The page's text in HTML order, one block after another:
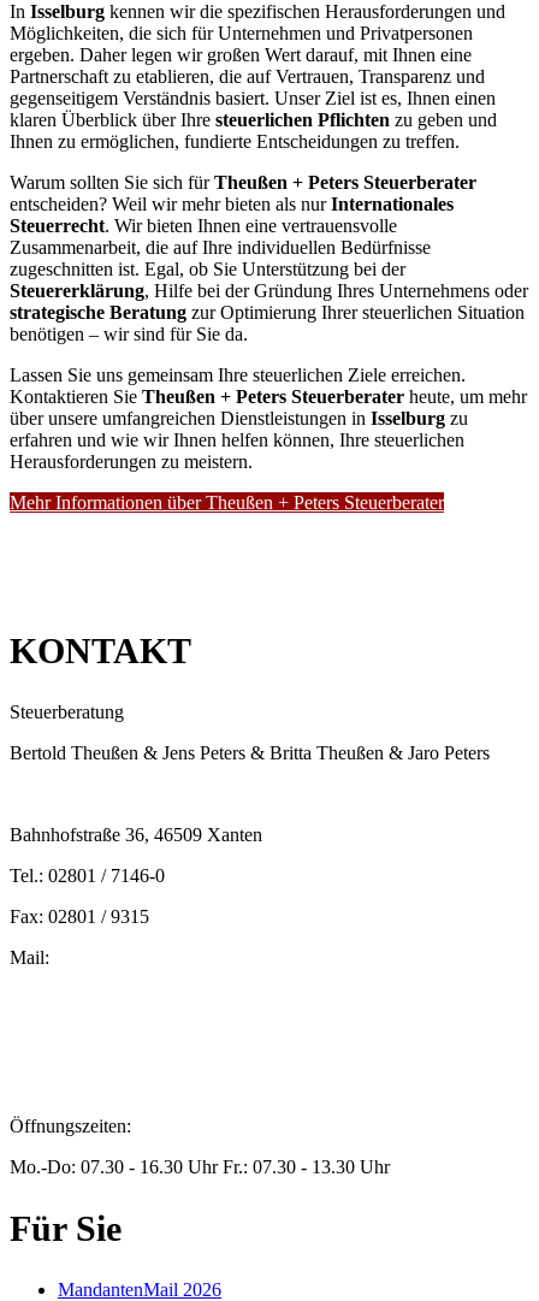
In Isselburg kennen wir die spezifischen Herausforderungen und
Möglichkeiten, die sich für Unternehmen und Privatpersonen
ergeben. Daher legen wir großen Wert darauf, mit Ihnen eine
Partnerschaft zu etablieren, die auf Vertrauen, Transparenz und
gegenseitigem Verständnis basiert. Unser Ziel ist es, Ihnen einen
klaren Überblick über Ihre steuerlichen Pflichten zu geben und
Ihnen zu ermöglichen, fundierte Entscheidungen zu treffen.
Warum sollten Sie sich fürTheußen + Peters Steuerberater
entscheiden? Weil wir mehr bieten als nurInternationales
Steuerrecht. Wir bieten Ihnen eine vertrauensvolle
Zusammenarbeit, die auf Ihre individuellen Bedürfnisse
zugeschnitten ist. Egal, ob Sie Unterstützung bei der
Steuererklärung, Hilfe bei der Gründung Ihres Unternehmens oder
strategische Beratung zur Optimierung Ihrer steuerlichen Situation
benötigen – wir sind für Sie da.
Lassen Sie uns gemeinsam Ihre steuerlichen Ziele erreichen.
Kontaktieren Sie Theußen + Peters Steuerberater heute, um mehr
über unsere umfangreichen Dienstleistungen in Isselburg zu
erfahren und wie wir Ihnen helfen können, Ihre steuerlichen
Herausforderungen zu meistern.
Mehr Informationen über Theußen + Peters Steuerberater
KONTAKT
Steuerberatung
Bertold Theußen & Jens Peters & Britta Theußen & Jaro Peters
Bahnhofstraße 36, 46509 Xanten
Tel.: 02801 / 7146-0
Fax: 02801 / 9315
Mail:
Öffnungszeiten:
Mo.-Do: 07.30 - 16.30 Uhr Fr.: 07.30 - 13.30 Uhr
Für Sie
MandantenMail 2026